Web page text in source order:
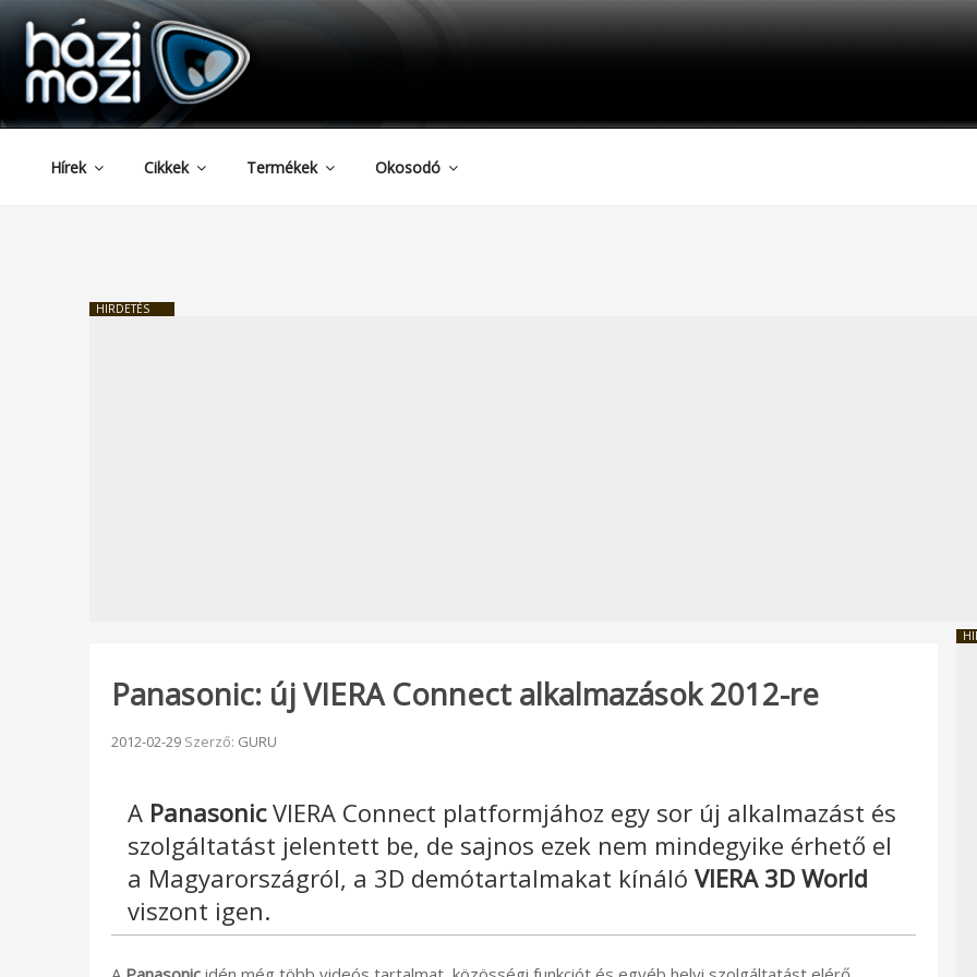
Tartalomhoz
HAZIMOZI
Hírek Cikkek Termékek Okosodó
HIRDETÉS
Panasonic: új VIERA Connect alkalmazások 2012-re
Beküldve:
2012-02-29 Szerző: GURU
A PanasonicVIERA Connect platformjához egy sor új alkalmazást és
szolgáltatást jelentett be, de sajnos ezek nem mindegyike érhető el
a Magyarországról, a 3D demótartalmakat kínáló VIERA 3D World
viszont igen.